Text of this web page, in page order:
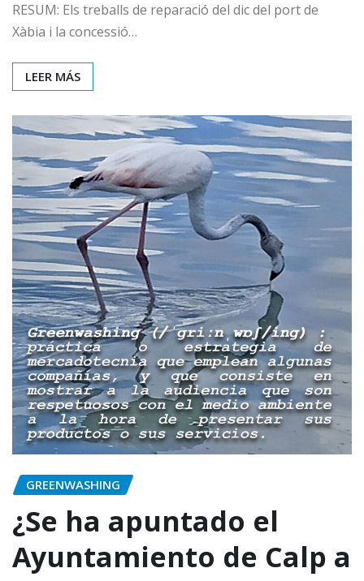
RESUM: Els treballs de reparació del dic del port de
Xàbia i la concessió…
LEER MÁS
GREENWASHING
¿Se ha apuntado el
Ayuntamiento de Calp a